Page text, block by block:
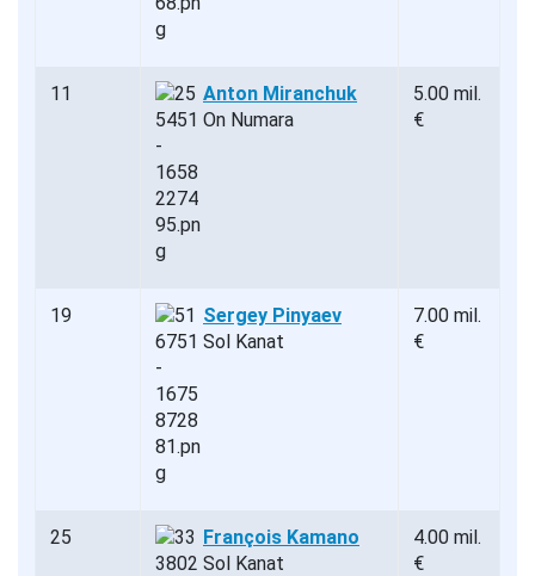
11
Anton Miranchuk
On Numara
5.00 mil.
€
19
Sergey Pinyaev
Sol Kanat
7.00 mil.
€
25
François Kamano
Sol Kanat
4.00 mil.
€